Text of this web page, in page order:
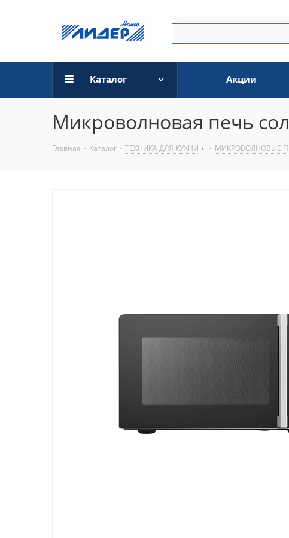
Каталог Акции
Микроволновая печь
Главная - Каталог - ТЕХНИКА ДЛЯ КУХНИ - МИКРОВОЛНОВЫЕ